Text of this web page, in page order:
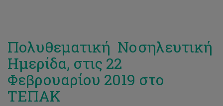
Πολυθεματική Νοσηλευτική
Ημερίδα, στις 22
Φεβρουαρίου 2019 στο
ΤΕΠΑΚ